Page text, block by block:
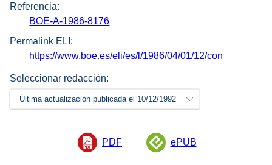
Referencia:
BOE-A-1986-8176
Permalink ELI:
https://www.boe.es/eli/es/l/1986/04/01/12/con
Seleccionar redacción:
Última actualización publicada el 10/12/1992
PDF ePUB